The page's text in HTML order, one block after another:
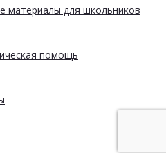
материалы для школьников
помощь